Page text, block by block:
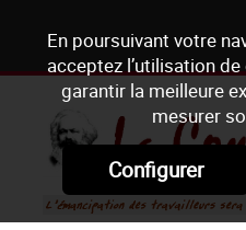
En poursuivant votre
acceptez l’utilisation
garantir la meilleure
mesurer
Configurer